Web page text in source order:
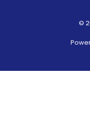
©